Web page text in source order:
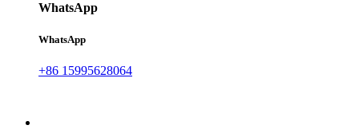
WhatsApp
WhatsApp
+86 15995628064